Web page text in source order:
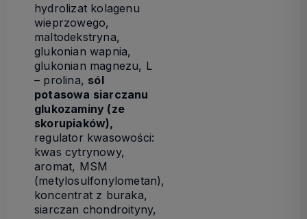
hydrolizat kolagenu
wieprzowego,
maltodekstryna,
glukonian wapnia,
glukonian magnezu, L
– prolina, sól
potasowa siarczanu
glukozaminy (ze
skorupiaków),
regulator kwasowości:
kwas cytrynowy,
aromat, MSM
(metylosulfonylometan),
koncentrat z buraka,
siarczan chondroityny,